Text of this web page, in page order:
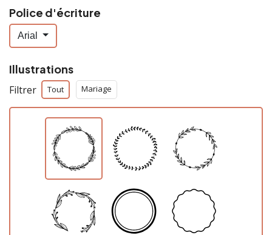
Police d'écriture
Arial
Illustrations
Filtrer Tout Mariage